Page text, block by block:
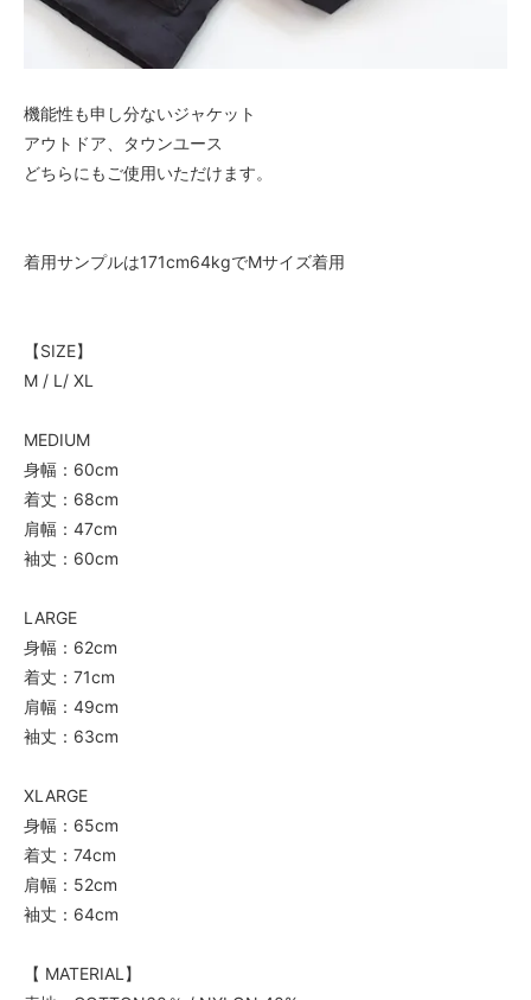
機能性も申し分ないジャケット
アウトドア、タウンユース
どちらにもご使用いただけます。
着用サンプルは171cm64kgでMサイズ着用
【SIZE】
M / L/ XL
MEDIUM
身幅：60cm
着丈：68cm
肩幅：47cm
袖丈：60cm
LARGE
身幅：62cm
着丈：71cm
肩幅：49cm
袖丈：63cm
XLARGE
身幅：65cm
着丈：74cm
肩幅：52cm
袖丈：64cm
【 MATERIAL】